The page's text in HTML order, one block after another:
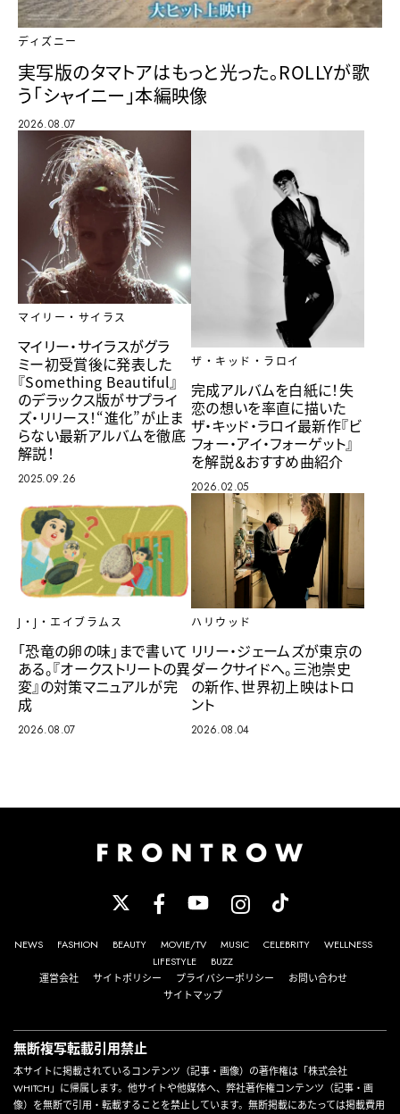
ディズニー
実写版のタマトアはもっと光った。ROLLYが歌
う「シャイニー」本編映像
2026.08.07
マイリー・サイラス
マイリー・サイラスがグラ
ミー初受賞後に発表した
『Something Beautiful』
のデラックス版がサプライ
ズ・リリース！“進化”が止ま
らない最新アルバムを徹底
解説！
2025.09.26
ザ・キッド・ラロイ
完成アルバムを白紙に！失
恋の想いを率直に描いた
ザ・キッド・ラロイ最新作『ビ
フォー・アイ・フォーゲット』
を解説＆おすすめ曲紹介
2026.02.05
J・J・エイブラムス
「恐竜の卵の味」まで書いて
ある。『オークストリートの異
変』の対策マニュアルが完
成
2026.08.07
ハリウッド
リリー・ジェームズが東京の
ダークサイドへ。三池崇史
の新作、世界初上映はトロ
ント
2026.08.04
NEWS FASHION BEAUTY MOVIE/TV MUSIC CELEBRITY
WELLNESS
LIFESTYLE
BUZZ
運営会社
サイトポリシー プライバシーポリシー
お問い合わせ
サイトマップ
無断複写転載引用禁止
本サイトに掲載されているコンテンツ（記事・画像）の著作権は「株式会社
WHITCH」に帰属します。他サイトや他媒体へ、弊社著作権コンテンツ（記事・画
像）を無断で引用・転載することを禁止しています。無断掲載にあたっては掲載費用